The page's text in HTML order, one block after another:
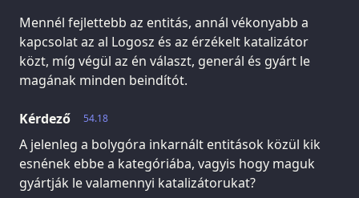
Mennél fejlettebb az entitás, annál vékonyabb a
kapcsolat az al Logosz és az érzékelt katalizátor
közt, míg végül az én választ, generál és gyárt le
magának minden beindítót.
54.18
Kérdező
A jelenleg a bolygóra inkarnált entitások közül kik
esnének ebbe a kategóriába, vagyis hogy maguk
gyártják le valamennyi katalizátorukat?